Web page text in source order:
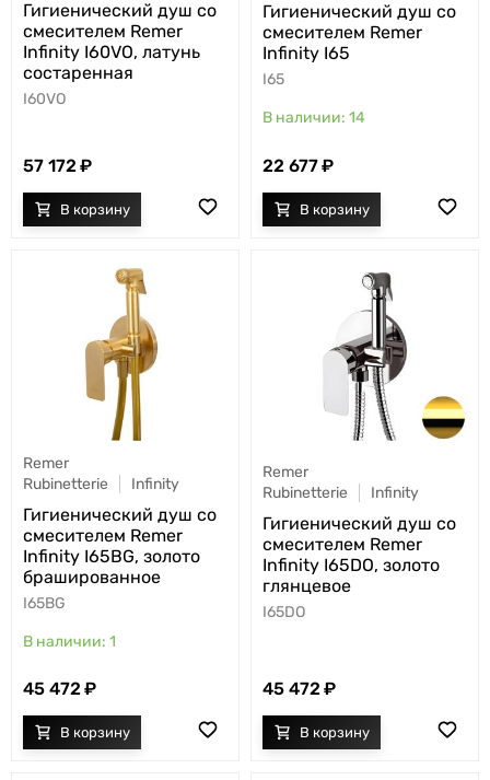
Гигиенический душ со
смесителем Remer
Infinity I60VO, латунь
состаренная
I60VO
57 172
Гигиенический душ со
смесителем Remer
Infinity I65
I65
14
22 677
Remer
Rubinetterie
Infinity
Гигиенический душ со
смесителем Remer
Infinity I65BG, золото
брашированное
I65BG
1
45 472
Remer
Rubinetterie
Infinity
Гигиенический душ со
смесителем Remer
Infinity I65DO, золото
глянцевое
I65DO
45 472